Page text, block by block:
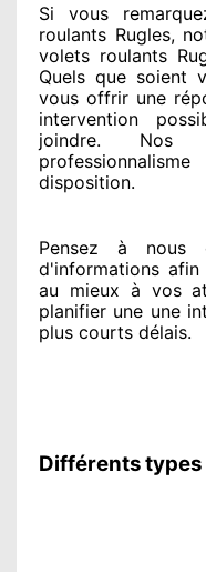
Si vous
roulants Rugles,
volets roulants
Quels que soient
vous offrir une
intervention
joindre. Nos
professionnalisme
disposition.
Pensez à nous
d'informations afin
au mieux à vos
planifier une une
plus courts délais.
Différents types